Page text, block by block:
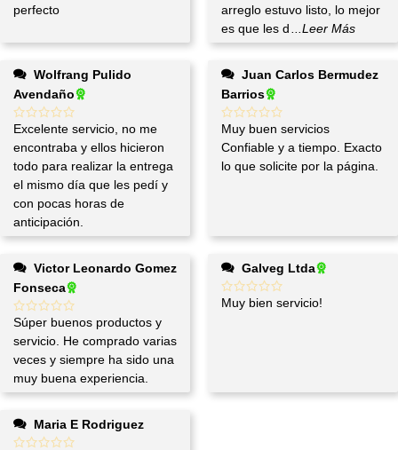
perfecto
arreglo estuvo listo, lo mejor
es que les d
...Leer Más
Avendaño
Excelente servicio, no me
encontraba y ellos hicieron
todo para realizar la entrega
el mismo día que les pedí y
con pocas horas de
anticipación.
Barrios
Muy buen servicios
Confiable y a tiempo. Exacto
lo que solicite por la página.
Fonseca
Súper buenos productos y
servicio. He comprado varias
veces y siempre ha sido una
muy buena experiencia.
Galveg Ltda
Muy bien servicio!
Maria E Rodriguez